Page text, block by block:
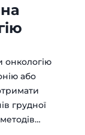
онкологію
або
грудної